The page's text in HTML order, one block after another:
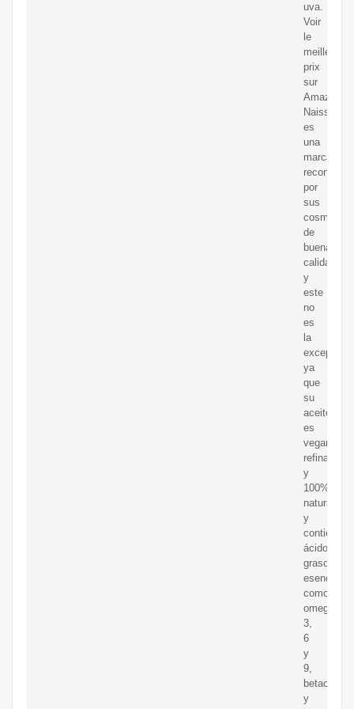
uva.
Voir
le
meilleur
prix
sur
Amazon.
Naissance
es
una
marca
reconocida
por
sus
de
buena
calidad
y
este
no
es
la
excepción,
ya
que
su
aceite
es
vegano,
refinado
y
100%
natural
y
contiene
ácidos
grasos
esenciales
como
omega
3,
6
y
9,
y